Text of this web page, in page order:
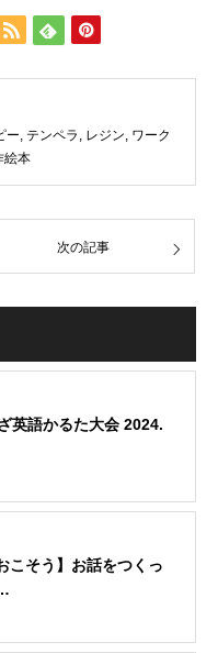
ー, テンペラ , レジン, ワーク
絵本
次の記事
英語かるた大会 2024.
こそう】お話をつくっ